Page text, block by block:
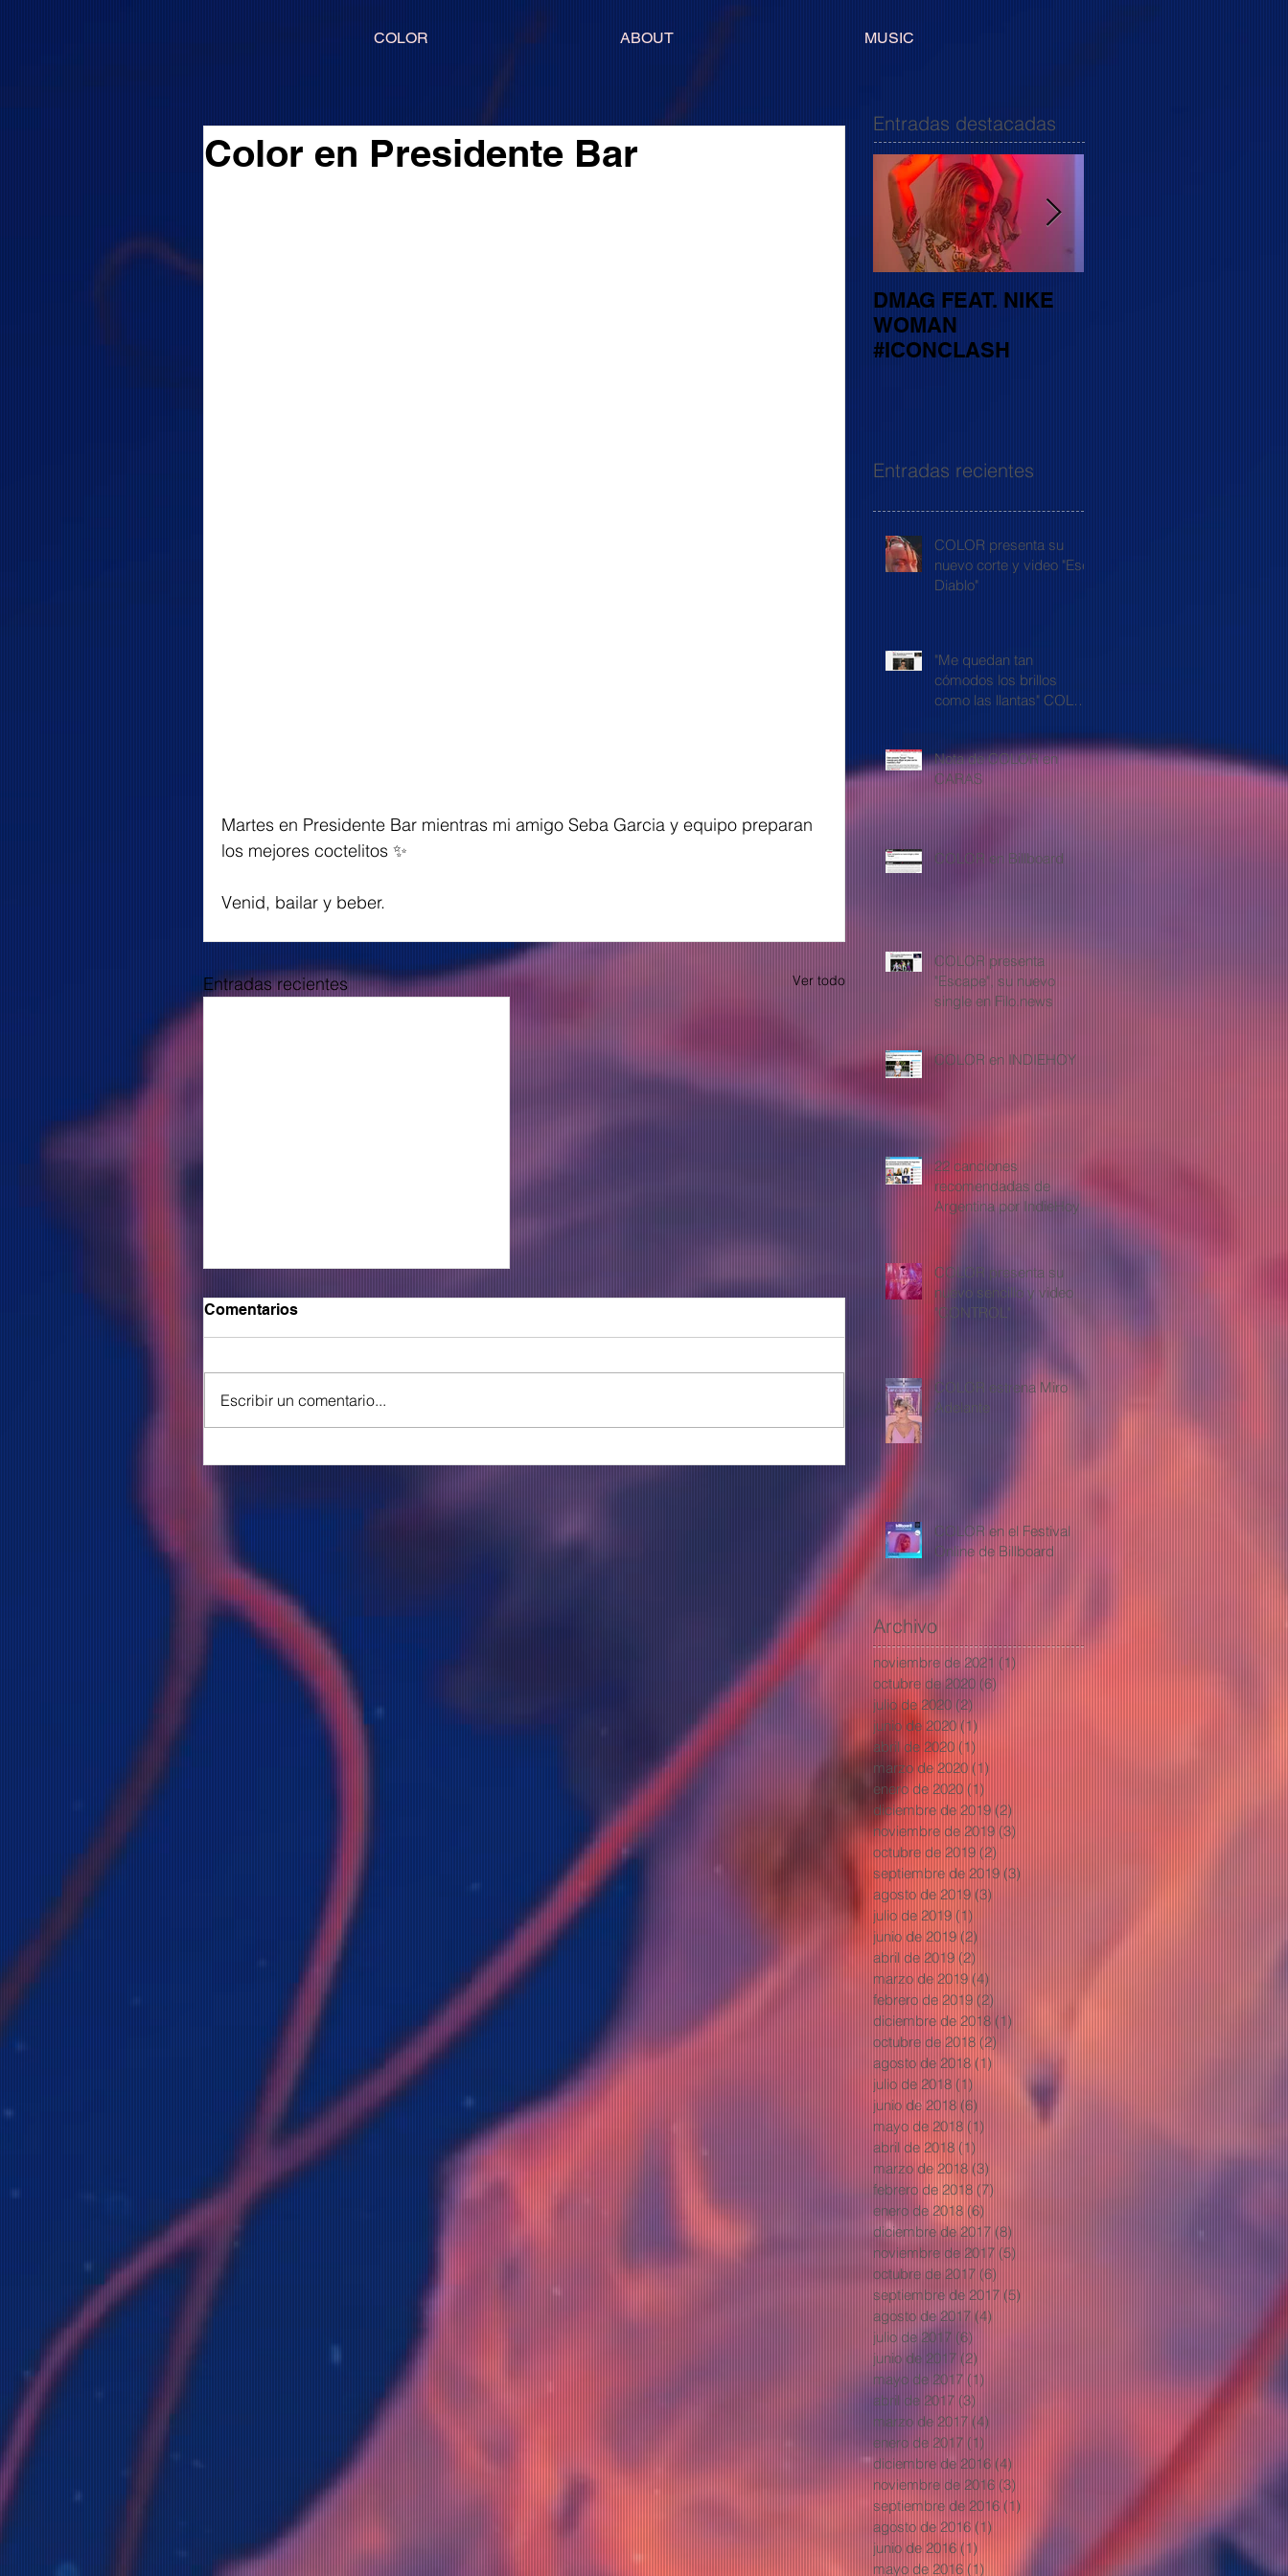
COLOR ABOUT MUSIC
Color en Presidente Bar
Martes en Presidente Bar mientras mi amigo Seba Garcia y equipo preparan
los mejores coctelitos ✨
Venid, bailar y beber.
Entradas recientes Ver todo
COLOR presenta su nuevo
Comentarios
Escribir un comentario...
Entradas destacadas
DMAG FEAT. NIKE
WOMAN
#ICONCLASH
Entradas recientes
COLOR presenta su
nuevo corte y video "Ese
Diablo"
"Me quedan tan
cómodos los brillos
como las llantas" COLOR
Nota de COLOR en
CARAS
COLOR en Billboard
COLOR presenta
"Escape", su nuevo
single en Filo.news
COLOR en INDIEHOY
22 canciones
recomendadas de
Argentina por IndieHoy
COLOR presenta su
nuevo sencillo y video
"CONTROL"
COLOR estrena Miro
Adelante
COLOR en el Festival
Online de Billboard
Archivo
noviembre de 2021 (1)
octubre de 2020 (6)
julio de 2020 (2)
junio de 2020 (1)
abril de 2020 (1)
marzo de 2020 (1)
enero de 2020 (1)
diciembre de 2019 (2)
noviembre de 2019 (3)
octubre de 2019 (2)
septiembre de 2019 (3)
agosto de 2019 (3)
julio de 2019 (1)
junio de 2019 (2)
abril de 2019 (2)
marzo de 2019 (4)
febrero de 2019 (2)
diciembre de 2018 (1)
octubre de 2018 (2)
agosto de 2018 (1) 1 entrada
julio de 2018 (1)
junio de 2018 (6) 6 entradas
mayo de 2018 (1) 1 entrada
abril de 2018 (1)
marzo de 2018 (3)
febrero de 2018 (7)
enero de 2018 (6)
diciembre de 2017 (8)
noviembre de 2017 (5)
octubre de 2017 (6)
septiembre de 2017 (5)
agosto de 2017 (4)
julio de 2017 (6)
junio de 2017 (2)
mayo de 2017 (1)
abril de 2017 (3)
marzo de 2017 (4)
enero de 2017 (1)
diciembre de 2016 (4)
noviembre de 2016 (3)
septiembre de 2016 (1)
agosto de 2016 (1)
junio de 2016 (1)
mayo de 2016 (1)